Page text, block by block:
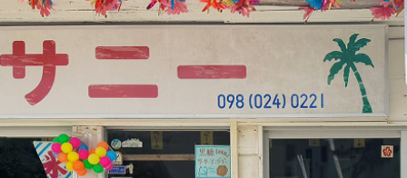
INTERACTIVE
FIRST+VIEW
THE
INDUSTRY
NoW